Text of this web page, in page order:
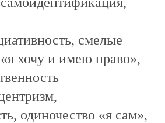
смелые
хочу и имею право»,
одиночество «я сам»,